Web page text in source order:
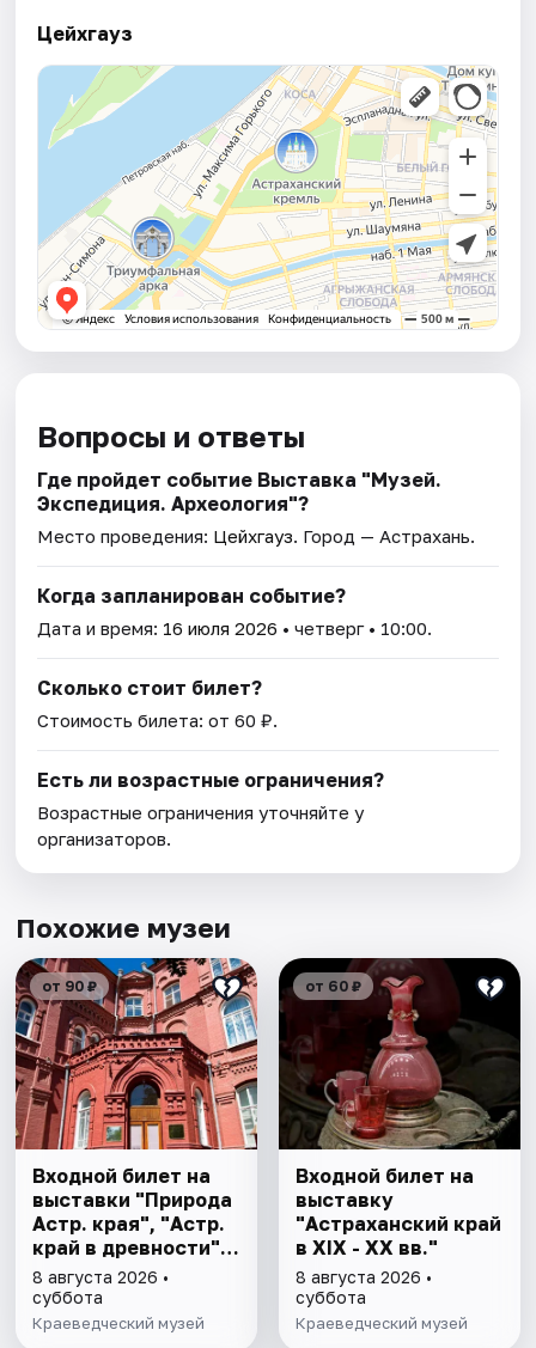
Цейхгауз
Вопросы и ответы
Где пройдет событие Выставка "Музей.
Экспедиция. Археология"?
Место проведения: Цейхгауз. Город — Астрахань.
Когда запланирован событие?
Дата и время: 16 июля 2026 • четверг • 10:00.
Сколько стоит билет?
Стоимость билета: от 60 ₽.
Есть ли возрастные ограничения?
Возрастные ограничения уточняйте у
организаторов.
Похожие музеи
от 90 ₽
Входной билет на
выставки "Природа
Астр. края", "Астр.
край в древности",
"Заселение Астр.
края"
8 августа 2026 •
суббота
Краеведческий музей
от 60 ₽
Входной билет на
выставку
"Астраханский край
в XIX - XX вв."
8 августа 2026 •
суббота
Краеведческий музей